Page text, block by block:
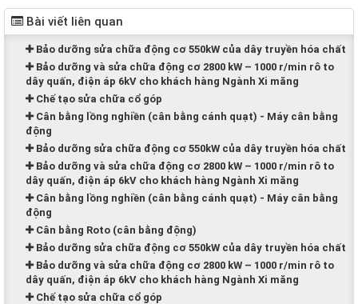
Bài viết liên quan
Bảo dưỡng sửa chữa động cơ 550kW của dây truyền hóa chất
Bảo dưỡng và sửa chữa động cơ 2800 kW – 1000 r/min rô to
dây quấn, điện áp 6kV cho khách hàng Ngành Xi măng
Chế tạo sửa chữa cổ góp
Cân bằng lồng nghiền (cân bằng cánh quạt) - Máy cân bằng
động
Bảo dưỡng sửa chữa động cơ 550kW của dây truyền hóa chất
Bảo dưỡng và sửa chữa động cơ 2800 kW – 1000 r/min rô to
dây quấn, điện áp 6kV cho khách hàng Ngành Xi măng
Cân bằng lồng nghiền (cân bằng cánh quạt) - Máy cân bằng
động
Cân bằng Roto (cân bằng động)
Bảo dưỡng sửa chữa động cơ 550kW của dây truyền hóa chất
Bảo dưỡng và sửa chữa động cơ 2800 kW – 1000 r/min rô to
dây quấn, điện áp 6kV cho khách hàng Ngành Xi măng
Chế tạo sửa chữa cổ góp